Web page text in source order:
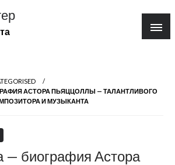
АСТОРА ПЬЯЦЦОЛЛЫ — ТАЛАНТЛИВОГО
И МУЗЫКАНТА
— биография Астора